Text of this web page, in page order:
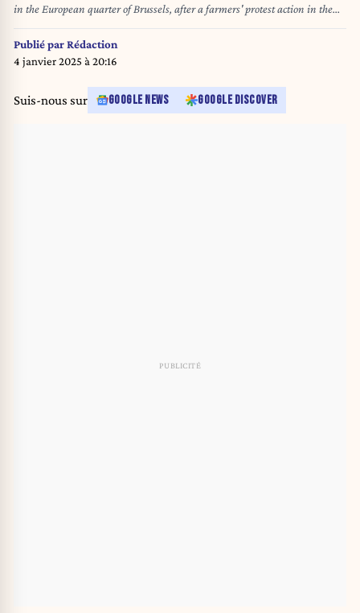
in the European quarter of Brussels, after a farmers' protest action in the
European district in Brussels, organized by several agriculture unions from
Belgium but also other European countries on Thursday 01 February 2024.
ABS (Algemeen Boerensyndicaat), FWA, FAJ take part in the farmers'
and maintain a proper income. BELGA PHOTO NICOLAS
Publié parRédaction
4 janvier 2025 à 20:16
Suis-nous sur GOOGLE NEWS GOOGLE DISCOVER